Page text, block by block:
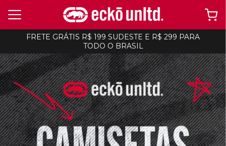
FRETE GRÁTIS R$ 199 SUDESTE E R$ 299 PARA
TODO O BRASIL